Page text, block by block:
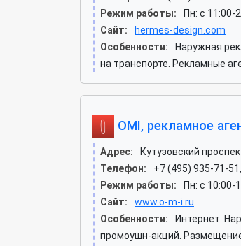
Режим работы:
Пн: c 11:00-
Сайт:
hermes-design.com
Особенности:
Наружная
на транспорте. Рекламные
OMI, рекламное
Адрес:
Кутузовский
Телефон:
+7 (495) 935-71-
Режим работы:
Пн: c 10:00-
Сайт:
www.o-m-i.ru
Особенности:
Интернет.
промоушн-акций.